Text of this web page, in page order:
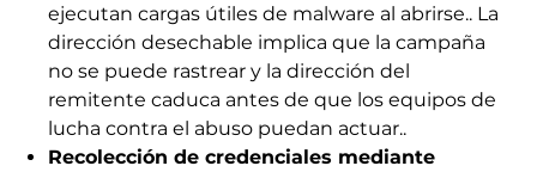
ejecutan cargas útiles de malware al abrirse.. La
dirección desechable implica que la campaña
no se puede rastrear y la dirección del
remitente caduca antes de que los equipos de
lucha contra el abuso puedan actuar..
Recolección de credenciales mediante